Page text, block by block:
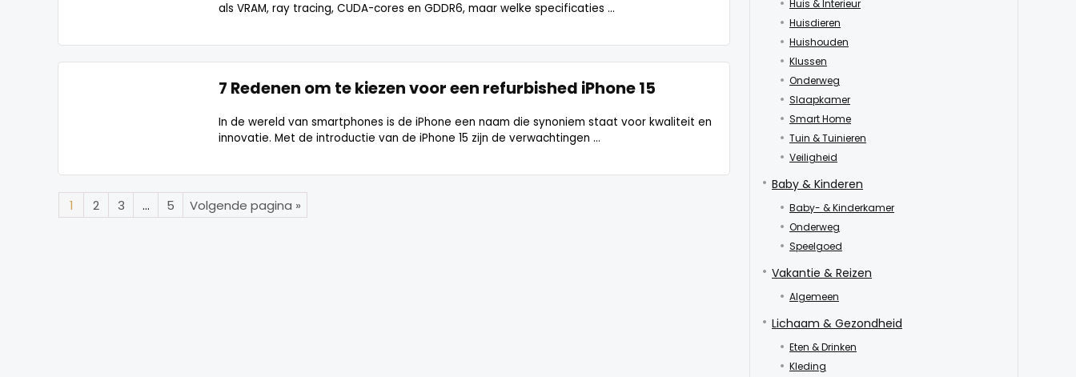
als VRAM, ray tracing, CUDA-cores en GDDR6, maar welke specificaties ...
7 Redenen om te kiezen voor een refurbished iPhone 15
In de wereld van smartphones is de iPhone een naam die synoniem staat voor kwaliteit en
innovatie. Met de introductie van de iPhone 15 zijn de verwachtingen ...
1 2 3 … 5 Volgende pagina »
Huis & Interieur
Huisdieren
Huishouden
Klussen
Onderweg
Slaapkamer
Smart Home
Tuin & Tuinieren
Veiligheid
Baby & Kinderen
Baby- & Kinderkamer
Onderweg
Speelgoed
Vakantie & Reizen
Algemeen
Lichaam & Gezondheid
Eten & Drinken
Kleding